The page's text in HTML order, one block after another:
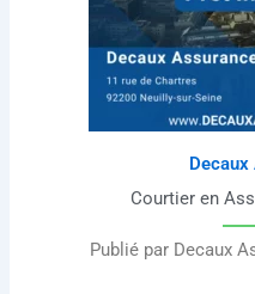
Decaux
Courtier en
Publié par Decaux